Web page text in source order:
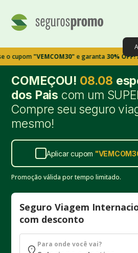
"VEMCOM30"e garanta30% OFF!
COMEÇOU! 08.08
dos Pais com um
Compre seu seguro
mesmo!
Aplicar cupom "
Promoção válida por tempo limitado.
Seguro Viagem
com desconto
Para onde você vai?